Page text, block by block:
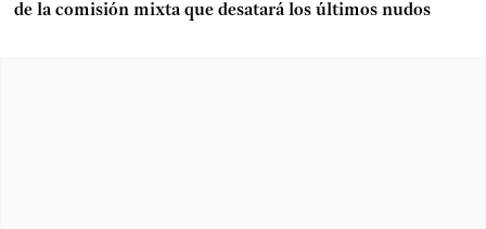
de la comisión mixta que desatará los últimos nudos